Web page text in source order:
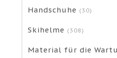
Handschuhe (30)
Skihelme (308)
Material für die